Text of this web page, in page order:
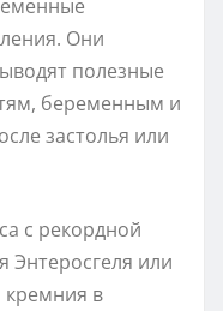
Они
полезные
беременным и
застолья или
с рекордной
Энтеросгеля или
кремния в